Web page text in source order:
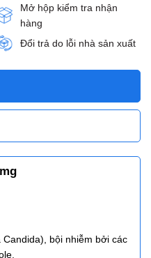
Mở hộp kiểm tra nhận
hàng
Đổi trả do lỗi nhà sản xuất
bội nhiễm bởi các